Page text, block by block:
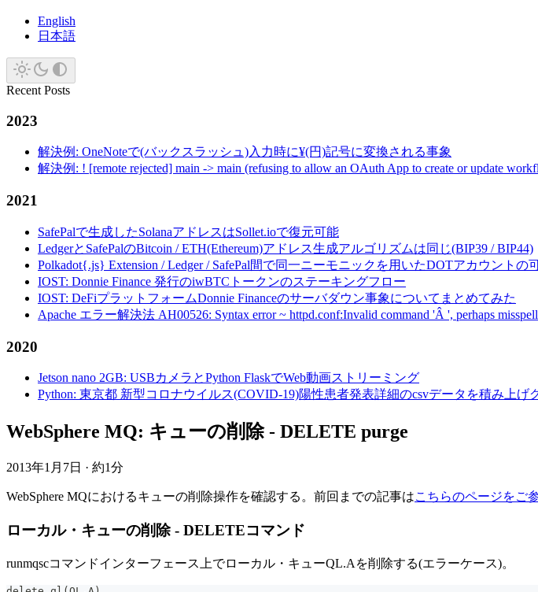
English
日本語
Recent Posts
2023
解決例: OneNoteで(バックスラッシュ)入力時に¥(円)記号に変換される事象
解決例: ! [remote rejected] main -> main (refusing to allow an OAuth App to create or update
2021
SafePalで生成したSolanaアドレスはSollet.ioで復元可能
LedgerとSafePalのBitcoin / ETH(Ethereum)アドレス生成アルゴリズムは同じ(BIP39 / BIP44)
Polkadot{.js} Extension / Ledger / SafePal間で同一ニーモニックを用いたDOTアカウントの
IOST: Donnie Finance 発行のiwBTCトークンのステーキングフロー
IOST: DeFiプラットフォームDonnie Financeのサーバダウン事象についてまとめてみた
Apache エラー解決法 AH00526: Syntax error ~ httpd.conf:Invalid command 'Â ', perhaps
2020
Jetson nano 2GB: USBカメラとPython FlaskでWeb動画ストリーミング
Python: 東京都 新型コロナウイルス(COVID-19)陽性患者発表詳細のcsvデータを積み上げ
WebSphere MQ: キューの削除 - DELETE purge
2013年1月7日 · 約1分
WebSphere MQにおけるキューの削除操作を確認する。前回までの記事はこちらのページをご
ローカル・キューの削除 - DELETEコマンド
runmqscコマンドインターフェース上でローカル・キューQL.Aを削除する(エラーケース)。